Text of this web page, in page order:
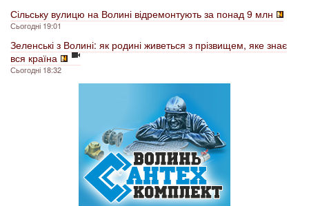
Сільську вулицю на Волині відремонтують за понад 9 млн
Сьогодні 19:01
Зеленські з Волині: як родині живеться з прізвищем, яке знає
вся країна
Сьогодні 18:32